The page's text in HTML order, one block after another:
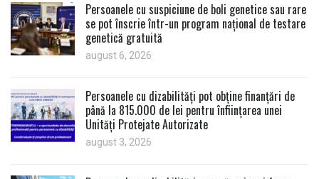
Persoanele cu suspiciune de boli genetice sau rare
se pot înscrie într-un program național de testare
genetică gratuită
august 6, 2026
Persoanele cu dizabilități pot obține finanțări de
până la 815.000 de lei pentru înființarea unei
Unități Protejate Autorizate
august 3, 2026